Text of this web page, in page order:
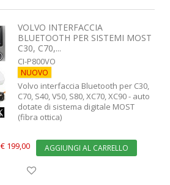
VOLVO INTERFACCIA
BLUETOOTH PER SISTEMI MOST
C30, C70,...
CI-P800VO
NUOVO
Volvo interfaccia Bluetooth per C30,
C70, S40, V50, S80, XC70, XC90 - auto
dotate di sistema digitale MOST
(fibra ottica)
€ 199,00 AGGIUNGI AL CARRELLO